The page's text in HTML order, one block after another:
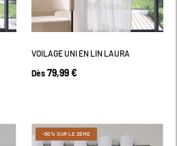
VOILAGE UNI EN LIN LAURA
Dès 79,99 €
-50% SUR LE 2ÈME